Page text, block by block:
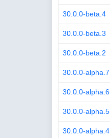
30.0.0-beta.4
30.0.0-beta.3
30.0.0-beta.2
30.0.0-alpha.7
30.0.0-alpha.6
30.0.0-alpha.5
30.0.0-alpha.4